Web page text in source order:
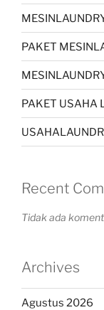
PAKET
PAKET USAHA
Recent
Tidak ada
Archives
Agustus 2026